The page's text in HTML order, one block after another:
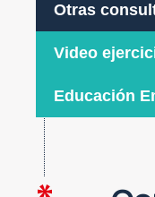
Otras
Video
Educación